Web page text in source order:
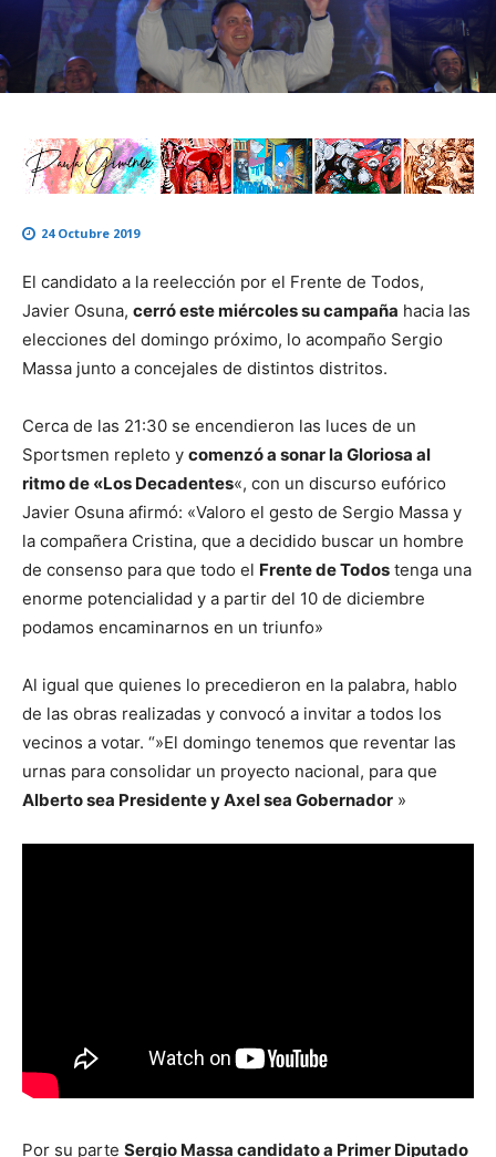
24 Octubre 2019
El candidato a la reelección por el Frente de Todos,
Javier Osuna, cerró este miércoles su campaña hacia las
elecciones del domingo próximo, lo acompaño Sergio
Massa junto a concejales de distintos distritos.
Cerca de las 21:30 se encendieron las luces de un
Sportsmen repleto y comenzó a sonar la Gloriosa al
ritmo de «Los Decadentes«, con un discurso eufórico
Javier Osuna afirmó: «Valoro el gesto de Sergio Massa y
la compañera Cristina, que a decidido buscar un hombre
de consenso para que todo el Frente de Todos tenga una
enorme potencialidad y a partir del 10 de diciembre
podamos encaminarnos en un triunfo»
Al igual que quienes lo precedieron en la palabra, hablo
de las obras realizadas y convocó a invitar a todos los
vecinos a votar. “»El domingo tenemos que reventar las
urnas para consolidar un proyecto nacional, para que
Alberto sea Presidente y Axel sea Gobernador »
Por su parte Sergio Massa candidato a Primer Diputado